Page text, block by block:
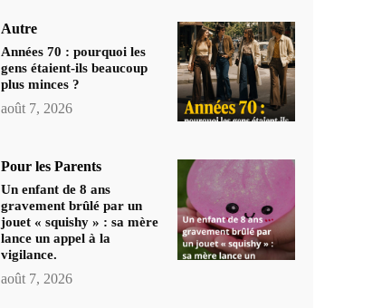
Autre
Années 70 : pourquoi les
gens étaient-ils beaucoup
plus minces ?
août 7, 2026
Pour les Parents
Un enfant de 8 ans
gravement brûlé par un
jouet « squishy » : sa mère
lance un appel à la
vigilance.
août 7, 2026